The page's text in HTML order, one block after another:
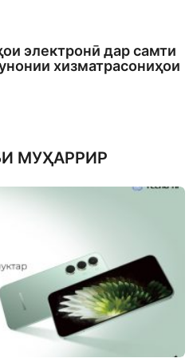
электронӣ дар самти
хизматрасониҳои
МУҲАРРИР